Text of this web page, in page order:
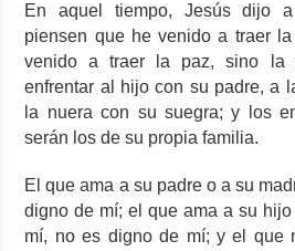
En aquel tiempo, Jesús dijo
piensen que he venido a traer
venido a traer la paz, sino la
enfrentar al hijo con su padre, a
la nuera con su suegra; y los
serán los de su propia familia.
El que ama a su padre o a su
digno de mí; el que ama a su
mí, no es digno de mí; y el que